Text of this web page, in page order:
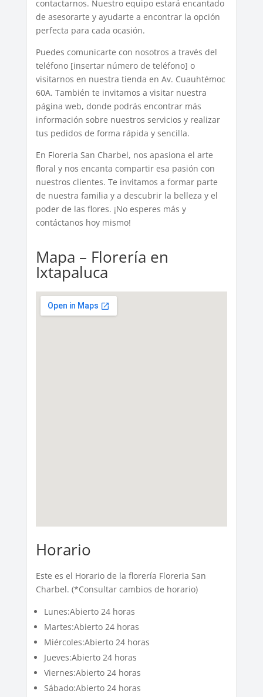
contactarnos. Nuestro equipo estará encantado
de asesorarte y ayudarte a encontrar la opción
perfecta para cada ocasión.
Puedes comunicarte con nosotros a través del
teléfono [insertar número de teléfono] o
visitarnos en nuestra tienda en Av. Cuauhtémoc
60A. También te invitamos a visitar nuestra
página web, donde podrás encontrar más
información sobre nuestros servicios y realizar
tus pedidos de forma rápida y sencilla.
En Floreria San Charbel, nos apasiona el arte
floral y nos encanta compartir esa pasión con
nuestros clientes. Te invitamos a formar parte
de nuestra familia y a descubrir la belleza y el
poder de las flores. ¡No esperes más y
contáctanos hoy mismo!
Mapa – Florería en
Ixtapaluca
Horario
Este es el Horario de la florería Floreria San
Charbel. (*Consultar cambios de horario)
Lunes:Abierto 24 horas
Martes:Abierto 24 horas
Miércoles:Abierto 24 horas
Jueves:Abierto 24 horas
Viernes:Abierto 24 horas
Sábado:Abierto 24 horas